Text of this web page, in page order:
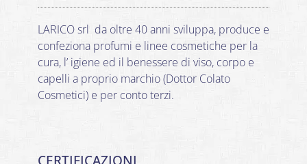
LARICO srl da oltre 40 anni sviluppa, produce e
confeziona profumi e linee cosmetiche per la
cura, l’ igiene ed il benessere di viso, corpo e
capelli a proprio marchio (Dottor Colato
Cosmetici) e per conto terzi.
CERTIFICAZIONI